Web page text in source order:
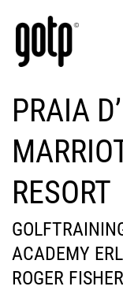
PRAIA
RESORT
ACADEMY
ROGER FISHER